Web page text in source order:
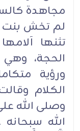
مجاهدة
لم تخش بنت
تثنها
الحجة،
ورؤية
الكلام
وصلى الله
الله